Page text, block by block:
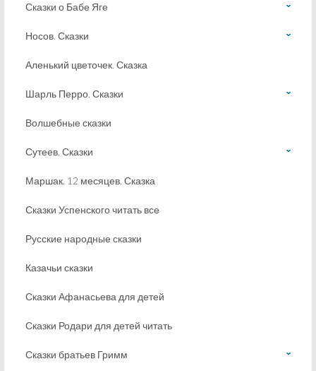
Сказки о Бабе Яге
Носов. Сказки
Аленький цветочек. Сказка
Шарль Перро. Сказки
Волшебные сказки
Сутеев. Сказки
Маршак. 12 месяцев. Сказка
Сказки Успенского читать все
Русские народные сказки
Казачьи сказки
Сказки Афанасьева для детей
Сказки Родари для детей читать
Сказки братьев Гримм